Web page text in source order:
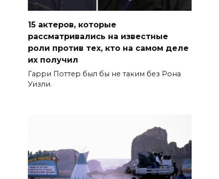
15 актеров, которые
рассматривались на известные
роли против тех, кто на самом деле
их получил
Гарри Поттер был бы не таким без Рона
Уизли.